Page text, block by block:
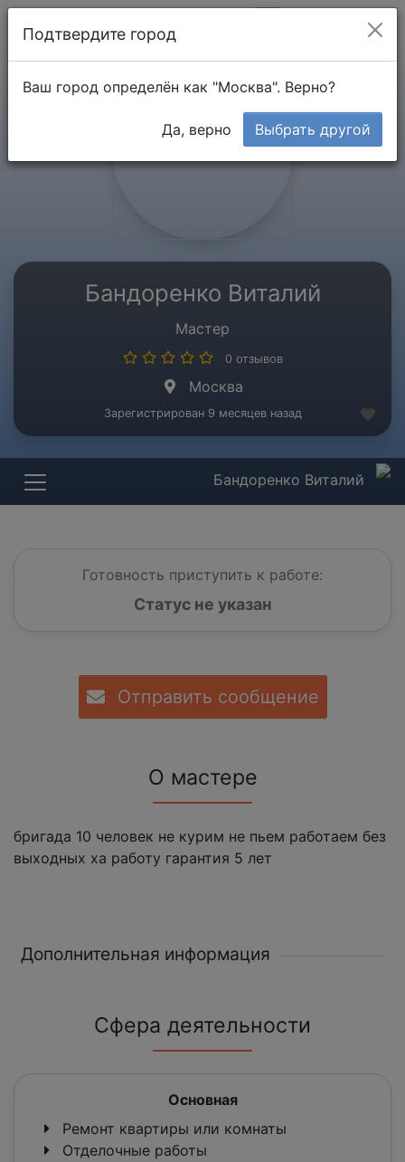
Бандоренко Виталий
Мастер
0 отзывов
Москва
Зарегистрирован 9 месяцев назад
Бандоренко Виталий
Готовность приступить к работе:
Статус не указан
Отправить сообщение
О мастере
бригада 10 человек не курим не пьем работаем без
выходных ха работу гарантия 5 лет
Дополнительная информация
Сфера деятельности
Основная
Ремонт квартиры или комнаты
Отделочные работы
Подтвердите город
Ваш город определён как "Москва". Верно?
Да, верно Выбрать другой